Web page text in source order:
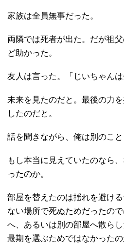
家族は全員無事だった。
両隣では死者が出た。だが祖
ど助かった。
友人は言った。「じいちゃんは
未来を見たのだと。最後の力
したのだと。
話を聞きながら、俺は別のこと
もし本当に見えていたのなら
ったのか。
部屋を替えたのは揺れを避け
ない場所で死ぬためだったの
へ、あるいは別の部屋へ散ら
最期を選ぶためではなかったの